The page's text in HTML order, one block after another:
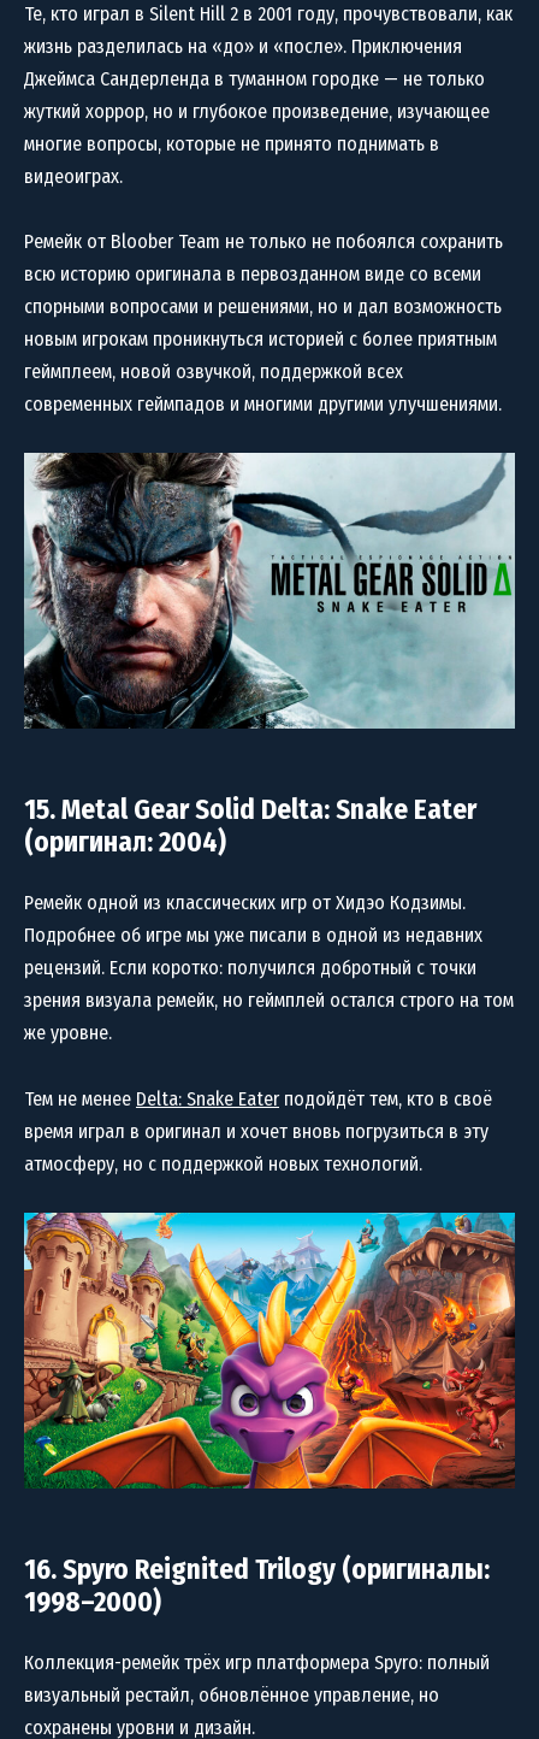
Те, кто играл в Silent Hill 2 в 2001 году, прочувствовали, как
жизнь разделилась на «до» и «после». Приключения
Джеймса Сандерленда в туманном городке — не только
жуткий хоррор, но и глубокое произведение, изучающее
многие вопросы, которые не принято поднимать в
видеоиграх.
Ремейк от Bloober Team не только не побоялся сохранить
всю историю оригинала в первозданном виде со всеми
спорными вопросами и решениями, но и дал возможность
новым игрокам проникнуться историей с более приятным
геймплеем, новой озвучкой, поддержкой всех
современных геймпадов и многими другими улучшениями.
15. Metal Gear Solid Delta: Snake Eater
(оригинал: 2004)
Ремейк одной из классических игр от Хидэо Кодзимы.
Подробнее об игре мы уже писали в одной из недавних
рецензий. Если коротко: получился добротный с точки
зрения визуала ремейк, но геймплей остался строго на том
же уровне.
Тем не менее Delta: Snake Eaterподойдёт тем, кто в своё
время играл в оригинал и хочет вновь погрузиться в эту
атмосферу, но с поддержкой новых технологий.
16. Spyro Reignited Trilogy (оригиналы:
1998–2000)
Коллекция-ремейк трёх игр платформера Spyro: полный
визуальный рестайл, обновлённое управление, но
сохранены уровни и дизайн.